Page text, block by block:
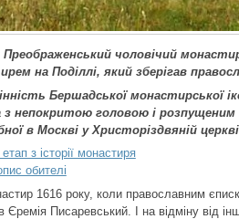
чоловічий
на Поділлі, який зберігав
Бершадської монастирської
з непокритою головою і розпущеним
в Москві у Христоріздвяній
з історії монастиря
обителі
1616 року, коли православним
Єремія Писаревський. І на відміну від